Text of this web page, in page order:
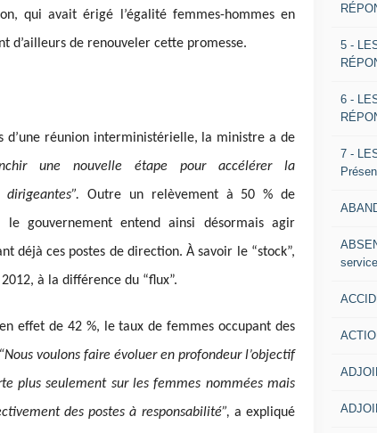
qui avait érigé l’égalité femmes-hommes en
d’ailleurs de renouveler cette promesse.
réunion interministérielle, la ministre a de
une nouvelle étape pour accélérer la
dirigeantes”.Outre un relèvement à 50 % de
le gouvernement entend ainsi désormais agir
déjà ces postes de direction. À savoir le “stock”,
à la différence du “flux”.
effet de 42 %, le taux de femmes occupant des
“Nous voulons faire évoluer en profondeur l’objectif
plus seulement sur les femmes nommées mais
des postes à responsabilité”, a expliqué
5 -
6 -
7 -